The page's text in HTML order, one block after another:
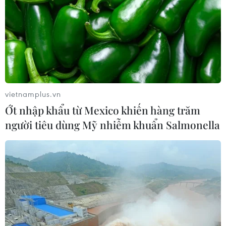
UBS bị phạt 125 triệu USD vì vi phạm
luật chống rửa tiền
04/08/2026 04:58
CƠ QUAN CHỦ QUẢN: THÔNG TẤN XÃ VIỆT NAM
Tổng Biên tập: TRẦN TIẾN DUẨN
Phó Tổng Biên tập: NGUYỄN THỊ TÁM, KHÚC THANH
THỦY
vietnamplus.vn
Ớt nhập khẩu từ Mexico khiến hàng trăm
người tiêu dùng Mỹ nhiễm khuẩn Salmonella